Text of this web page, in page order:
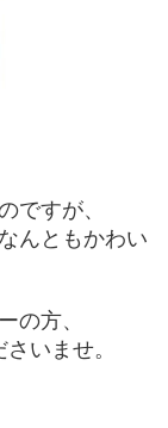
ですが、
んともかわい
の方、
いませ。